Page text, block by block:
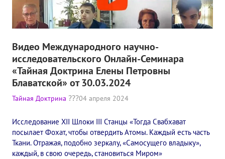
Видео Международного научно-
исследовательского Онлайн-Семинара
«Тайная Доктрина Елены Петровны
Блаватской» от 30.03.2024
Тайная Доктрина 04 апреля 2024
Исследование XII Шлоки III Станцы​ «Тогда Свабхават
посылает Фохат, чтобы отвердить Атомы. Каждый есть часть
Ткани. Отражая, подобно зеркалу, «Самосущего владыку»,
каждый, в свою очередь, становиться Миром»